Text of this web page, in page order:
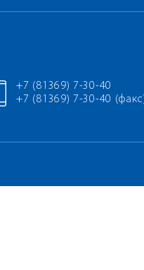
+7 (81369) 7-30-40
+7 (81369) 7-30-40